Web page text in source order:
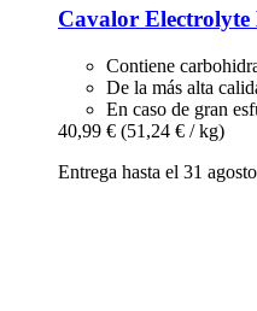
Cavalor Electrolyte
Contiene
De la más alta
En caso de gran
40,99 € (51,24 € / kg)
Entrega hasta el 31 agosto